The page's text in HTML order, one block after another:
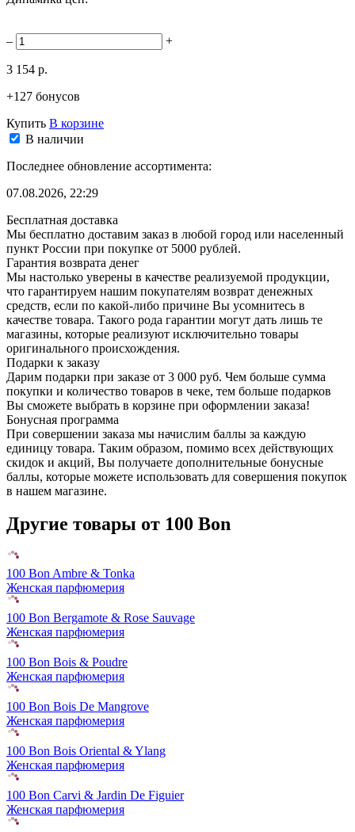
– +
3 154 р.
+127 бонусов
Купить В корзине
В наличии
Последнее обновление ассортимента:
07.08.2026, 22:29
Бесплатная доставка
Мы бесплатно доставим заказ в любой город или населенный
пункт России при покупке от 5000 рублей.
Гарантия возврата денег
Мы настолько уверены в качестве реализуемой продукции,
что гарантируем нашим покупателям возврат денежных
средств, если по какой-либо причине Вы усомнитесь в
качестве товара. Такого рода гарантии могут дать лишь те
магазины, которые реализуют исключительно товары
оригинального происхождения.
Подарки к заказу
Дарим подарки при заказе от 3 000 руб. Чем больше сумма
покупки и количество товаров в чеке, тем больше подарков
Вы сможете выбрать в корзине при оформлении заказа!
Бонусная программа
При совершении заказа мы начислим баллы за каждую
единицу товара. Таким образом, помимо всех действующих
скидок и акций, Вы получаете дополнительные бонусные
баллы, которые можете использовать для совершения покупок
в нашем магазине.
Другие товары от 100 Bon
100 Bon Ambre & Tonka
Женская парфюмерия
100 Bon Bergamote & Rose Sauvage
Женская парфюмерия
100 Bon Bois & Poudre
Женская парфюмерия
100 Bon Bois De Mangrove
Женская парфюмерия
100 Bon Bois Oriental & Ylang
Женская парфюмерия
100 Bon Carvi & Jardin De Figuier
Женская парфюмерия